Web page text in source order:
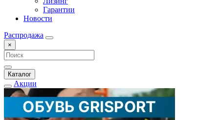
Гарантии
Новости
Распродажа
×
Каталог
Акции